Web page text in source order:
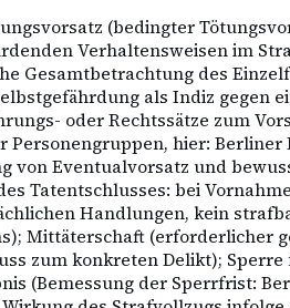
(bedingter
Verhaltensweisen im
Gesamtbetrachtung des
als Indiz gegen
oder Rechtssätze zum
Personengruppen, hier: Berliner
von Eventualvorsatz und
Tatentschlusses: bei
Handlungen, kein
Mittäterschaft (erforderlicher
zum konkreten Delikt);
(Bemessung der Sperrfrist: